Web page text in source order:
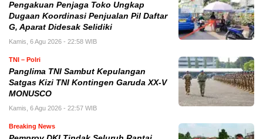
Pengakuan Penjaga Toko Ungkap
Dugaan Koordinasi Penjualan Pil Daftar
G, Aparat Didesak Selidiki
Kamis, 6 Agu 2026 - 22:58 WIB
TNI – Polri
Panglima TNI Sambut Kepulangan
Satgas Kizi TNI Kontingen Garuda XX-V
MONUSCO
Kamis, 6 Agu 2026 - 22:57 WIB
Breaking News